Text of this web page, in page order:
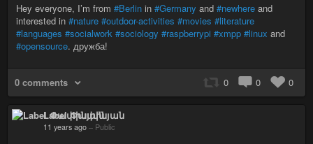
Hey everyone, I’m from #Berlin in #Germany and #newhere and
interested in #nature #outdoor-activities #movies #literature
#languages #socialwork #sociology #raspberrypi #xmpp #linux and
#opensource. дружба!
0 comments 0 0 0
Label Փափինյան
11 years ago – Public